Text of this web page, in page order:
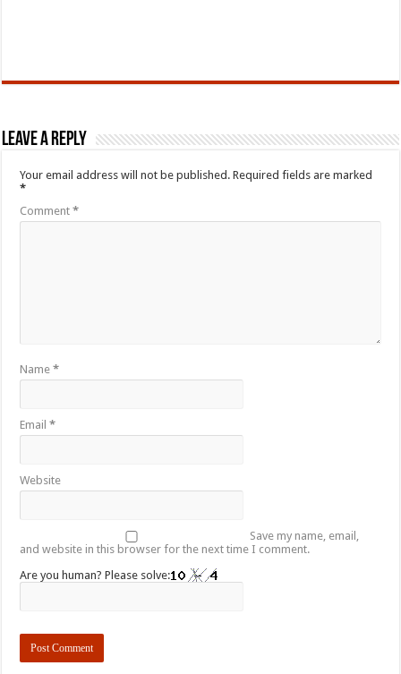
Leave a Reply
Your email address will not be published. Required fields are marked
*
Comment*
Name*
Email*
Website
Save my name, email,
and website in this browser for the next time I comment.
Are you human? Please solve: